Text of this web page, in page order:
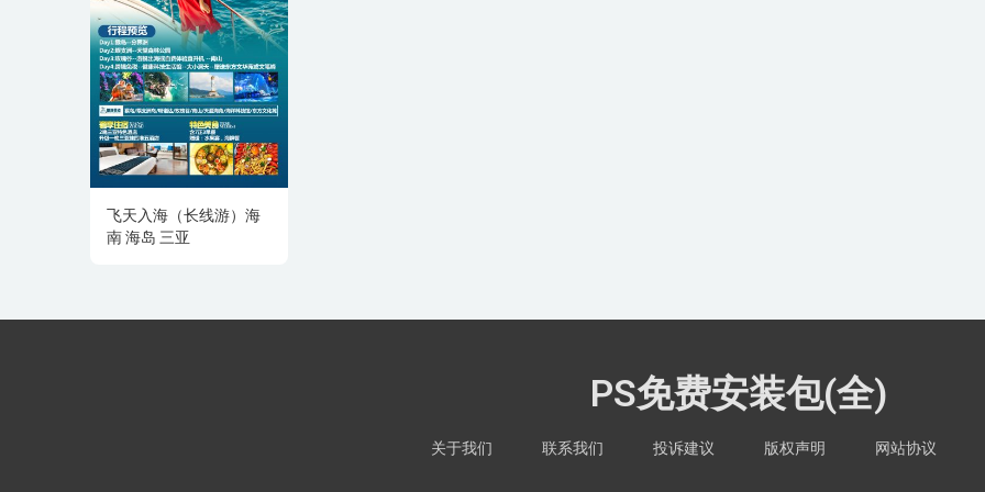
飞天入海（长线游）海
南 海岛 三亚
PS免费安装包(全)
关于我们 联系我们 投诉建议 版权声明 网站协议